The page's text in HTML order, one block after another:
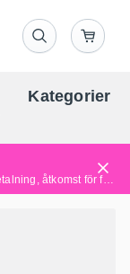
Kategorier
Behöver du kvitton med företagsuppgifter, fakturabetalning, åtkomst för flera användare eller skräddarsydda lösningar?